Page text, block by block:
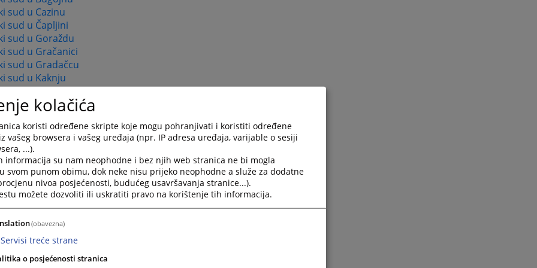
sud u Cazinu
sud u Čapljini
sud u Goraždu
sud u Gračanici
sud u Gradačcu
sud u Kaknju
sud u Kalesiji
sud u Kiseljaku
sud u Konjicu
sud u Livnu
sud u Lukavcu
sud u Ljubuškom
sud u Mostaru
sud u Orašju
sud u Sanskom Mostu
sud u Širokom Brijegu
sud u Tešnju
sud u Travniku
sud u Tuzli
sud u Velikoj Kladuši
kolačića
koristi određene skripte koje mogu pohranjivati i koristiti određene
vašeg browsera i vašeg uređaja (npr. IP adresa uređaja, varijable o sesiji
...).
informacija su nam neophodne i bez njih web stranica ne bi mogla
svom punom obimu, dok neke nisu prijeko neophodne a služe za dodatne
nivoa posjećenosti, budućeg usavršavanja stranice...).
možete dozvoliti ili uskratiti pravo na korištenje tih informacija.
(obavezna)
Servisi treće strane
o posjećenosti stranica